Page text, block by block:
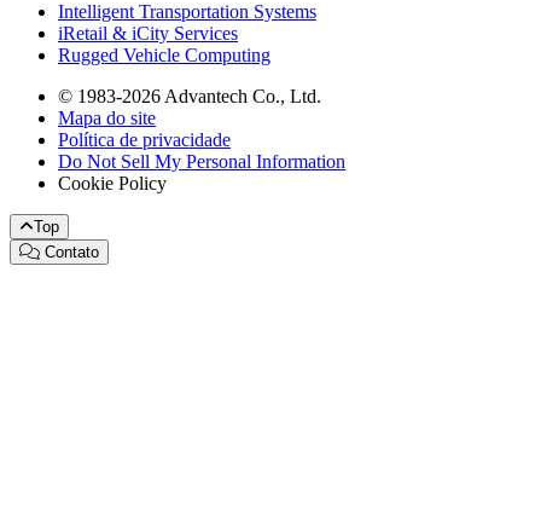
Intelligent Transportation Systems
iRetail & iCity Services
Rugged Vehicle Computing
© 1983-2026 Advantech Co., Ltd.
Mapa do site
Política de privacidade
Do Not Sell My Personal Information
Cookie Policy
Top
Contato